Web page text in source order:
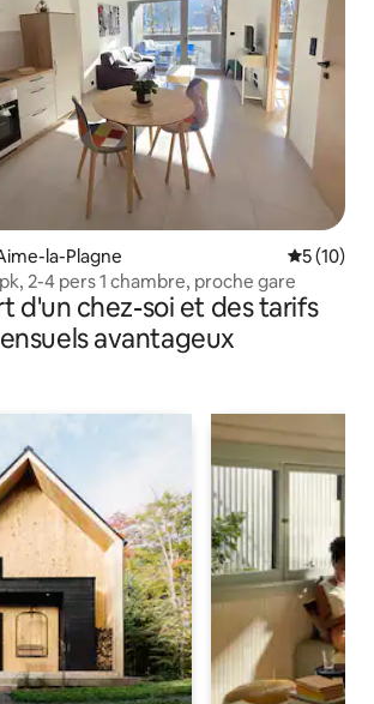
la-Plagne
5 (10)
2-4 pers 1 chambre, proche gare
d'un chez-soi et des tarifs
avantageux